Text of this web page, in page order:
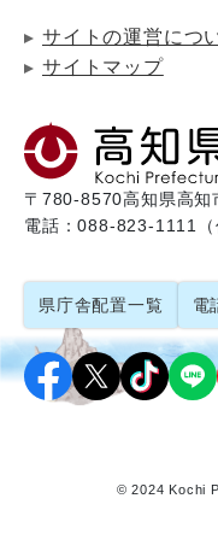
サイトの運営につ
サイトマップ
〒780-8570高知県高知
電話：088-823-1111（
県庁舎配置一覧 電
© 2024 Kochi